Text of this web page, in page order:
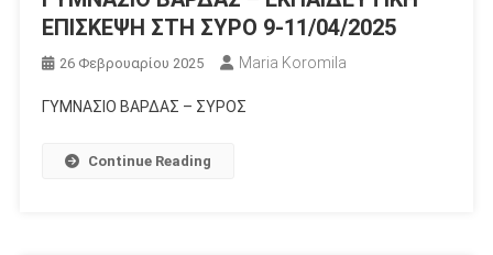
ΕΠΙΣΚΕΨΗ ΣΤΗ ΣΥΡΟ 9-11/04/2025
26 Φεβρουαρίου 2025 Maria Koromila
ΓΥΜΝΑΣΙΟ ΒΑΡΔΑΣ – ΣΥΡΟΣ
Continue Reading